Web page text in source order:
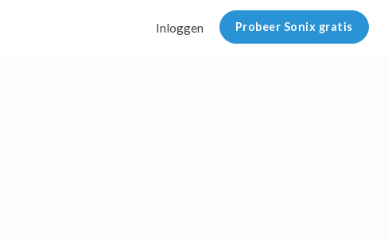
Inloggen Probeer Sonix gratis